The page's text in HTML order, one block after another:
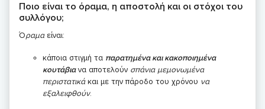
Ποιο είναι το όραμα, η αποστολή και οι στόχοι του
συλλόγου;
Όραμαείναι:
κάποια στιγμή τα παρατημένα και κακοποιημένα
κουτάβιανα αποτελούν σπάνια μεμονωμένα
περιστατικάκαι με την πάροδο του χρόνου να
εξαλειφθούν.